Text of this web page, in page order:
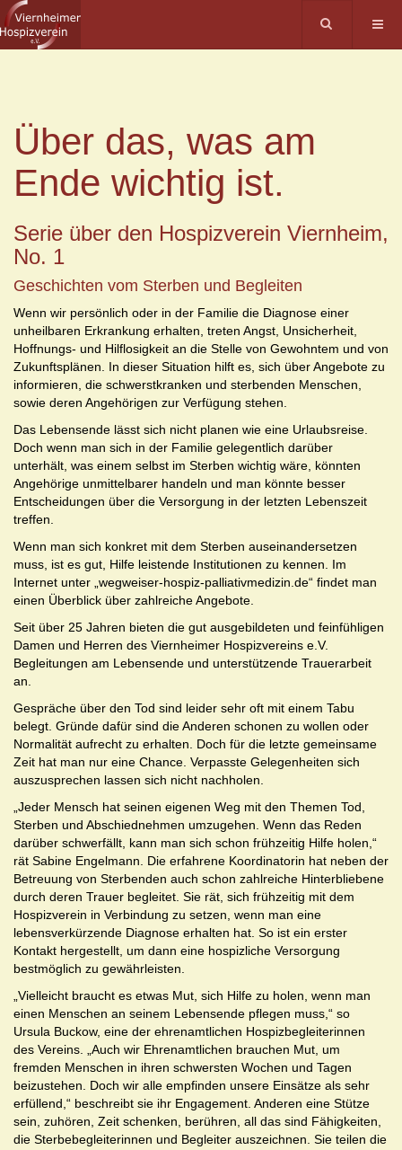
Über das, was am
Ende wichtig ist.
Serie über den Hospizverein Viernheim,
No. 1
Geschichten vom Sterben und Begleiten
Wenn wir persönlich oder in der Familie die Diagnose einer
unheilbaren Erkrankung erhalten, treten Angst, Unsicherheit,
Hoffnungs- und Hilflosigkeit an die Stelle von Gewohntem und von
Zukunftsplänen. In dieser Situation hilft es, sich über Angebote zu
informieren, die schwerstkranken und sterbenden Menschen,
sowie deren Angehörigen zur Verfügung stehen.
Das Lebensende lässt sich nicht planen wie eine Urlaubsreise.
Doch wenn man sich in der Familie gelegentlich darüber
unterhält, was einem selbst im Sterben wichtig wäre, könnten
Angehörige unmittelbarer handeln und man könnte besser
Entscheidungen über die Versorgung in der letzten Lebenszeit
treffen.
Wenn man sich konkret mit dem Sterben auseinandersetzen
muss, ist es gut, Hilfe leistende Institutionen zu kennen. Im
Internet unter „wegweiser-hospiz-palliativmedizin.de“ findet man
einen Überblick über zahlreiche Angebote.
Seit über 25 Jahren bieten die gut ausgebildeten und feinfühligen
Damen und Herren des Viernheimer Hospizvereins e.V.
Begleitungen am Lebensende und unterstützende Trauerarbeit
an.
Gespräche über den Tod sind leider sehr oft mit einem Tabu
belegt. Gründe dafür sind die Anderen schonen zu wollen oder
Normalität aufrecht zu erhalten. Doch für die letzte gemeinsame
Zeit hat man nur eine Chance. Verpasste Gelegenheiten sich
auszusprechen lassen sich nicht nachholen.
„Jeder Mensch hat seinen eigenen Weg mit den Themen Tod,
Sterben und Abschiednehmen umzugehen. Wenn das Reden
darüber schwerfällt, kann man sich schon frühzeitig Hilfe holen,“
rät Sabine Engelmann. Die erfahrene Koordinatorin hat neben der
Betreuung von Sterbenden auch schon zahlreiche Hinterbliebene
durch deren Trauer begleitet. Sie rät, sich frühzeitig mit dem
Hospizverein in Verbindung zu setzen, wenn man eine
lebensverkürzende Diagnose erhalten hat. So ist ein erster
Kontakt hergestellt, um dann eine hospizliche Versorgung
bestmöglich zu gewährleisten.
„Vielleicht braucht es etwas Mut, sich Hilfe zu holen, wenn man
einen Menschen an seinem Lebensende pflegen muss,“ so
Ursula Buckow, eine der ehrenamtlichen Hospizbegleiterinnen
des Vereins. „Auch wir Ehrenamtlichen brauchen Mut, um
fremden Menschen in ihren schwersten Wochen und Tagen
beizustehen. Doch wir alle empfinden unsere Einsätze als sehr
erfüllend,“ beschreibt sie ihr Engagement. Anderen eine Stütze
sein, zuhören, Zeit schenken, berühren, all das sind Fähigkeiten,
die Sterbebegleiterinnen und Begleiter auszeichnen. Sie teilen die